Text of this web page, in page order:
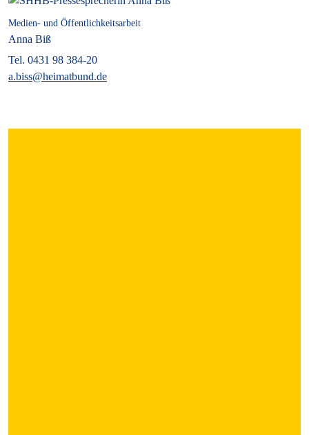
Medien- und Öffentlichkeitsarbeit
Anna Biß
Tel. 0431 98 384-20
a.biss@heimatbund.de